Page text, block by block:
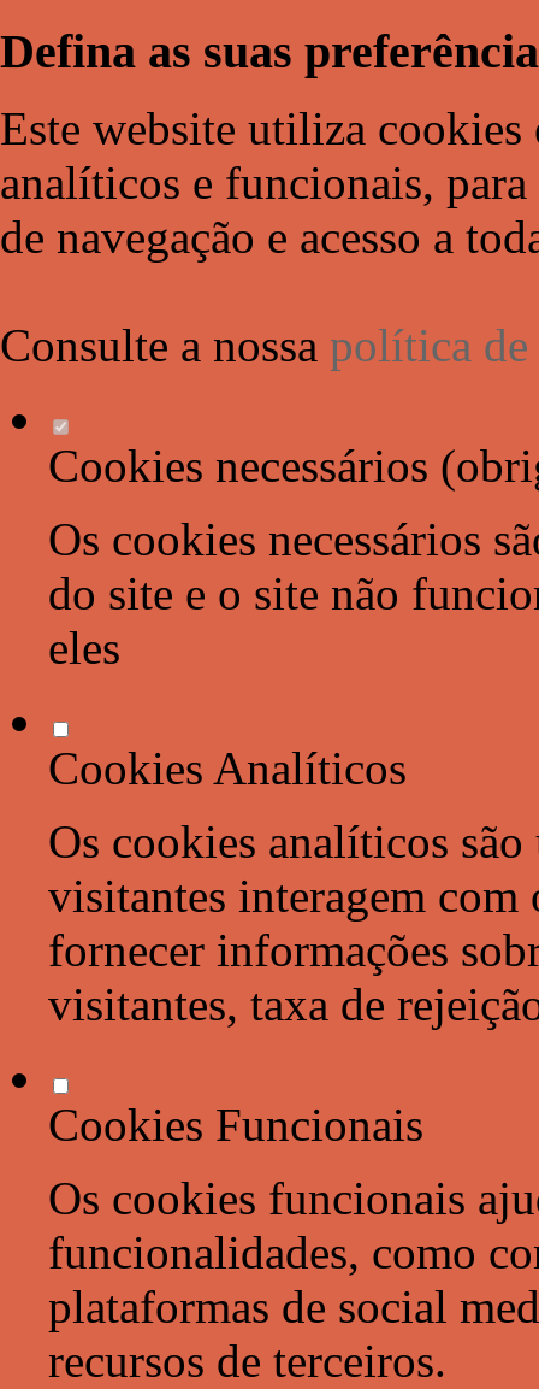
Defina as suas
Este website utiliza cookies
analíticos e funcionais,
de navegação e acesso a
Consulte a nossa política de
Cookies necessários
Os cookies necessários
do site e o site não
eles
Cookies Analíticos
Os cookies analíticos são
visitantes interagem com
fornecer informações
visitantes, taxa de
Cookies Funcionais
Os cookies funcionais
funcionalidades, como
plataformas de social
recursos de terceiros.